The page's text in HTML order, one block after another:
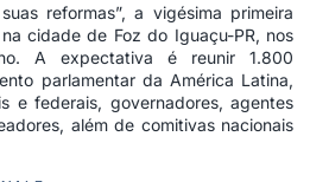
reformas”, a vigésima primeira
cidade de Foz do Iguaçu-PR, nos
A expectativa é reunir 1.800
parlamentar da América Latina,
e federais, governadores, agentes
além de comitivas nacionais